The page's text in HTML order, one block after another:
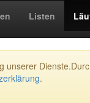
Listen
.